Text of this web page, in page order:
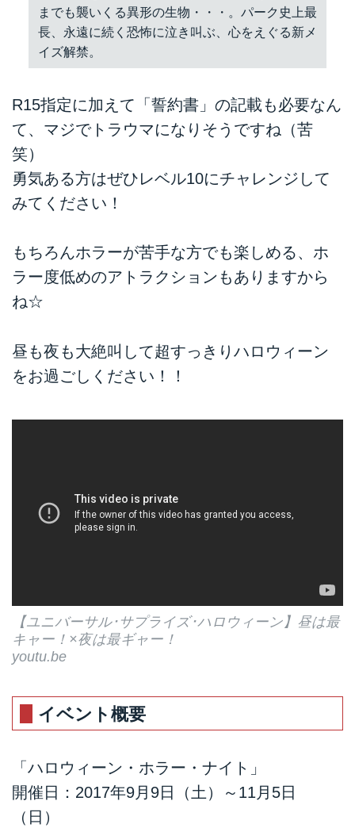
までも襲いくる異形の生物・・・。パーク史上最
長、永遠に続く恐怖に泣き叫ぶ、心をえぐる新メ
イズ解禁。
R15指定に加えて「誓約書」の記載も必要なん
て、マジでトラウマになりそうですね（苦
笑）
勇気ある方はぜひレベル10にチャレンジして
みてください！
もちろんホラーが苦手な方でも楽しめる、ホ
ラー度低めのアトラクションもありますから
ね☆
昼も夜も大絶叫して超すっきりハロウィーン
をお過ごしください！！
【ユニバーサル･サプライズ･ハロウィーン】昼は最
キャー！×夜は最ギャー！
youtu.be
イベント概要
「ハロウィーン・ホラー・ナイト」
開催日：2017年9月9日（土）～11月5日
（日）